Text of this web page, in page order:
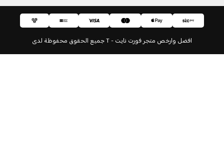
T - افضل وارخص متجر فورت نايت